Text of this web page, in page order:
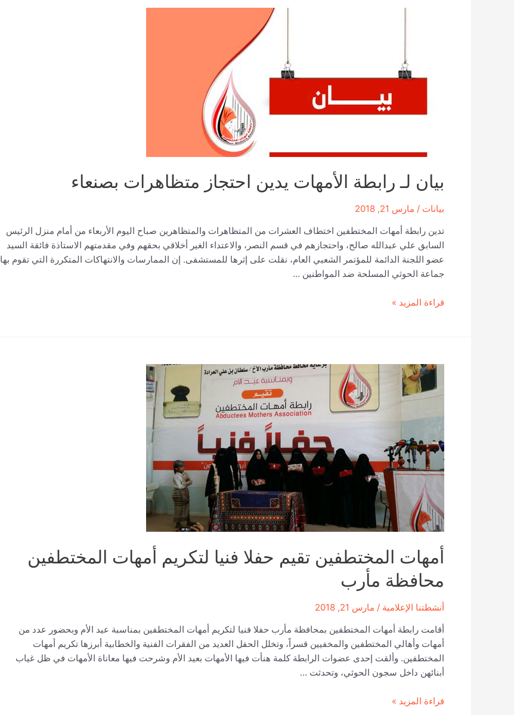
بيان لـ رابطة الأمهات يدين احتجاز متظاهرات بصنعاء
بيانات / مارس 21, 2018
تدين رابطة أمهات المختطفين اختطاف العشرات من المتظاهرات والمتظاهرين صباح اليوم الأربعاء من أمام منزل الرئيس
السابق علي عبدالله صالح، واحتجازهم في قسم النصر، والاعتداء الغير أخلاقي بحقهم وفي مقدمتهم الاستاذة فائقة السيد
عضو اللجنة الدائمة للمؤتمر الشعبي العام، نقلت على إثرها للمستشفى. إن الممارسات والانتهاكات المتكررة التي تقوم بها
جماعة الحوثي المسلحة ضد المواطنين …
بيان
احتجاز
متظاهرات
بصنعاء
قراءة المزيد »
أمهات المختطفين تقيم حفلا فنيا لتكريم أمهات المختطفين
محافظة مأرب
أنشطتنا الإعلامية / مارس 21, 2018
أقامت رابطة أمهات المختطفين بمحافظة مأرب حفلا فنيا لتكريم أمهات المختطفين بمناسبة عيد الأم وبحضور عدد من
أمهات وأهالي المختطفين والمخفيين قسراً، وتخلل الحفل العديد من الفقرات الفنية والخطابية أبرزها تكريم أمهات
المختطفين. وألقت إحدى عضوات الرابطة كلمة هنأت فيها الأمهات بعيد الأم وشرحت فيها معاناة الأمهات في ظل غياب
أبنائهن داخل سجون الحوثي، وتحدثت …
أمهات
قراءة المزيد »